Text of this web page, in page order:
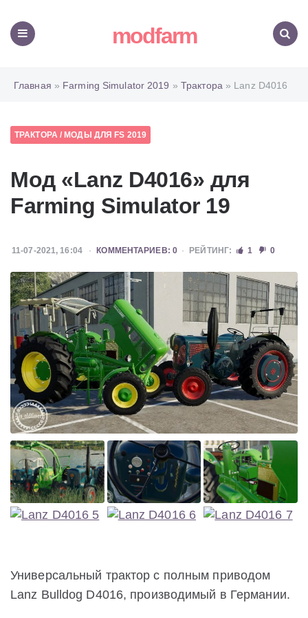
modfarm
Главная » Farming Simulator 2019 » Трактора » Lanz D4016
ТРАКТОРА/ МОДЫ ДЛЯ FS 2019
Мод «Lanz D4016» для
Farming Simulator 19
11-07-2021, 16:04 КОММЕНТАРИЕВ: 0 РЕЙТИНГ: 1 0
Универсальный трактор с полным приводом
Lanz Bulldog D4016, производимый в Германии.